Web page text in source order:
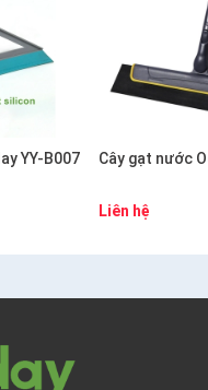
YY-B007 Cây gạt nước
Liên hệ